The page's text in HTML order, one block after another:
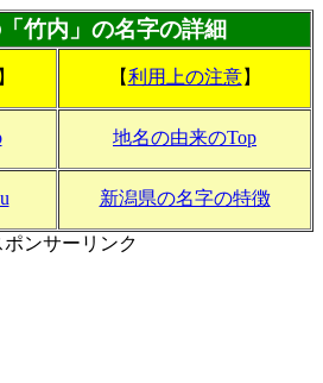
竹内」の名字の詳細
】 【利用上の注意】
地名の由来のTop
新潟県の名字の特徴
ポンサーリンク